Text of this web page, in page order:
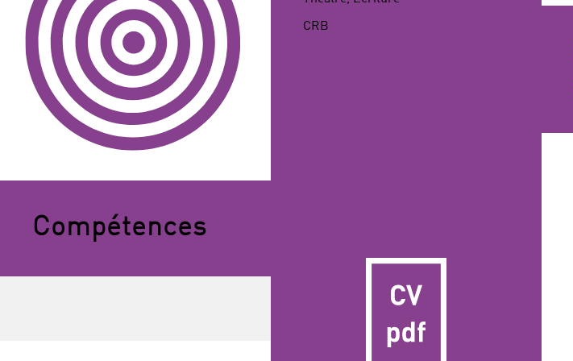
NAISSANCE
CRB
Compétences